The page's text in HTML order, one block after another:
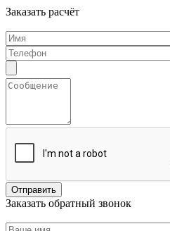
Заказать расчёт
Заказать обратный звонок